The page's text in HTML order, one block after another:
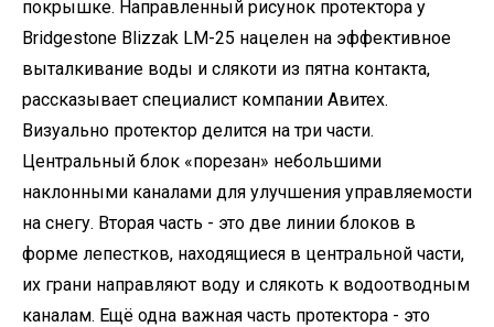
покрышке. Направленный рисунок протектора у
Bridgestone Blizzak LM-25 нацелен на эффективное
выталкивание воды и слякоти из пятна контакта,
рассказывает специалист компании Авитех.
Визуально протектор делится на три части.
Центральный блок «порезан» небольшими
наклонными каналами для улучшения управляемости
на снегу. Вторая часть - это две линии блоков в
форме лепестков, находящиеся в центральной части,
их грани направляют воду и слякоть к водоотводным
каналам. Ещё одна важная часть протектора - это